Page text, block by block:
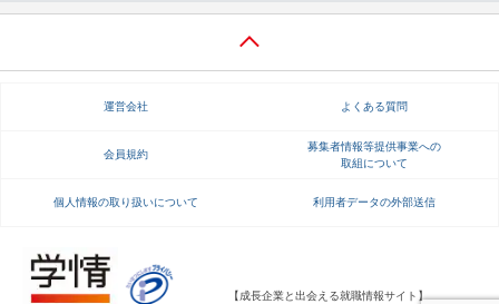
運営会社 よくある質問
会員規約
募集者情報等提供事業への
取組について
個人情報の取り扱いについて 利用者データの外部送信
【成長企業と出会える就職情報サイト】